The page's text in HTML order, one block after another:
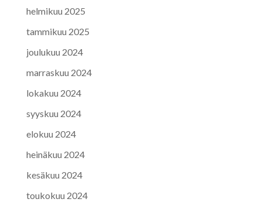
helmikuu 2025
tammikuu 2025
joulukuu 2024
marraskuu 2024
lokakuu 2024
syyskuu 2024
elokuu 2024
heinäkuu 2024
kesäkuu 2024
toukokuu 2024